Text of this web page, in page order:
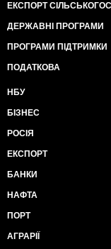
ЕКСПОРТ
ДЕРЖАВНІ ПРОГРАМИ
ПРОГРАМИ ПІДТРИМКИ
ПОДАТКОВА
НБУ
БІЗНЕС
РОСІЯ
ЕКСПОРТ
БАНКИ
НАФТА
ПОРТ
АГРАРІЇ